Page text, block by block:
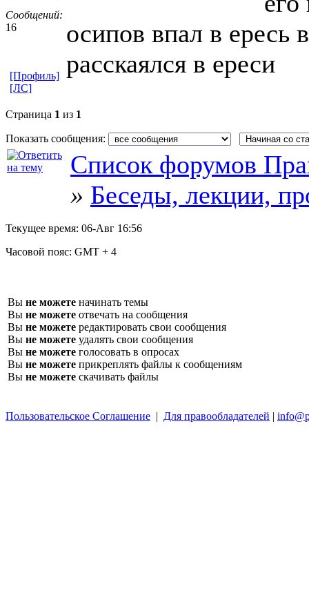
Сообщений:
16
осипов впал в ересь
расскаялся в ереси
[Профиль]
[ЛС]
Страница 1 из 1
Показать сообщения:
Список форумов
» Беседы, лекции,
Текущее время: 06-Авг 16:56
Часовой пояс: GMT + 4
Вы не можете начинать темы
Вы не можете отвечать на сообщения
Вы не можете редактировать свои сообщения
Вы не можете удалять свои сообщения
Вы не можете голосовать в опросах
Вы не можете прикреплять файлы к сообщениям
Вы не можете скачивать файлы
Пользовательское Соглашение | Для правообладателей |